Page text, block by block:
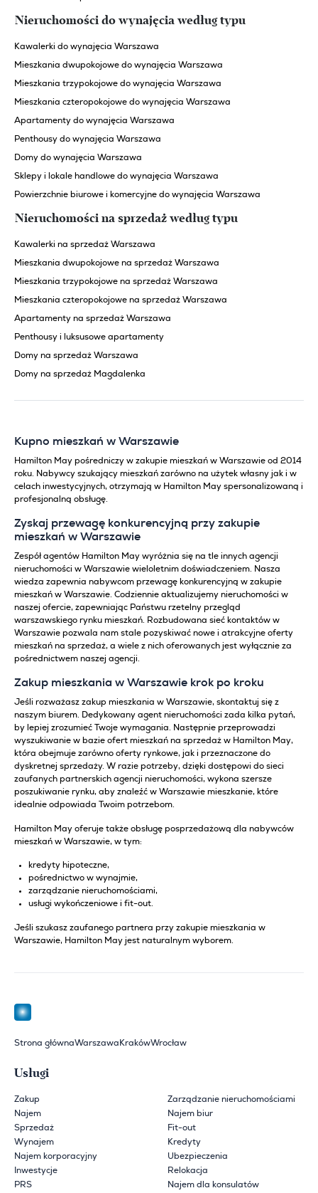
Nieruchomości do wynajęcia według typu
Kawalerki do wynajęcia Warszawa
Mieszkania dwupokojowe do wynajęcia Warszawa
Mieszkania trzypokojowe do wynajęcia Warszawa
Mieszkania czteropokojowe do wynajęcia Warszawa
Apartamenty do wynajęcia Warszawa
Penthousy do wynajęcia Warszawa
Domy do wynajęcia Warszawa
Sklepy i lokale handlowe do wynajęcia Warszawa
Powierzchnie biurowe i komercyjne do wynajęcia Warszawa
Nieruchomości na sprzedaż według typu
Kawalerki na sprzedaż Warszawa
Mieszkania dwupokojowe na sprzedaż Warszawa
Mieszkania trzypokojowe na sprzedaż Warszawa
Mieszkania czteropokojowe na sprzedaż Warszawa
Apartamenty na sprzedaż Warszawa
Penthousy i luksusowe apartamenty
Domy na sprzedaż Warszawa
Domy na sprzedaż Magdalenka
Kupno mieszkań w Warszawie
Hamilton May pośredniczy w zakupie mieszkań w Warszawie od 2014
roku. Nabywcy szukający mieszkań zarówno na użytek własny jak i w
celach inwestycyjnych, otrzymają w Hamilton May spersonalizowaną i
profesjonalną obsługę.
Zyskaj przewagę konkurencyjną przy zakupie
mieszkań w Warszawie
Zespół agentów Hamilton May wyróżnia się na tle innych agencji
nieruchomości w Warszawie wieloletnim doświadczeniem. Nasza
wiedza zapewnia nabywcom przewagę konkurencyjną w zakupie
mieszkań w Warszawie. Codziennie aktualizujemy nieruchomości w
naszej ofercie, zapewniając Państwu rzetelny przegląd
warszawskiego rynku mieszkań. Rozbudowana sieć kontaktów w
Warszawie pozwala nam stale pozyskiwać nowe i atrakcyjne oferty
mieszkań na sprzedaż, a wiele z nich oferowanych jest wyłącznie za
pośrednictwem naszej agencji.
Zakup mieszkania w Warszawie krok po kroku
Jeśli rozważasz zakup mieszkania w Warszawie, skontaktuj się z
naszym biurem. Dedykowany agent nieruchomości zada kilka pytań,
by lepiej zrozumieć Twoje wymagania. Następnie przeprowadzi
wyszukiwanie w bazie ofert mieszkań na sprzedaż w Hamilton May,
która obejmuje zarówno oferty rynkowe, jak i przeznaczone do
dyskretnej sprzedaży. W razie potrzeby, dzięki dostępowi do sieci
zaufanych partnerskich agencji nieruchomości, wykona szersze
poszukiwanie rynku, aby znaleźć w Warszawie mieszkanie, które
idealnie odpowiada Twoim potrzebom.
Hamilton May oferuje także obsługę posprzedażową dla nabywców
mieszkań w Warszawie, w tym:
kredyty hipoteczne,
pośrednictwo w wynajmie,
zarządzanie nieruchomościami,
usługi wykończeniowe i fit-out.
Jeśli szukasz zaufanego partnera przy zakupie mieszkania w
Warszawie, Hamilton May jest naturalnym wyborem.
Strona głównaWarszawa KrakówWrocław
Usługi
Zakup
Najem
Sprzedaż
Wynajem
Najem korporacyjny
Inwestycje
PRS
Zarządzanie nieruchomościami
Najem biur
Fit-out
Kredyty
Ubezpieczenia
Relokacja
Najem dla konsulatów